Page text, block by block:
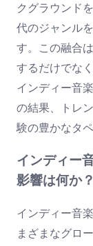
クグラウンド
代のジャンル
す。この融合
するだけでな
インディー音
の結果、トレ
験の豊かなタ
インディー
影響は何か？
インディー音
まざまなグロ